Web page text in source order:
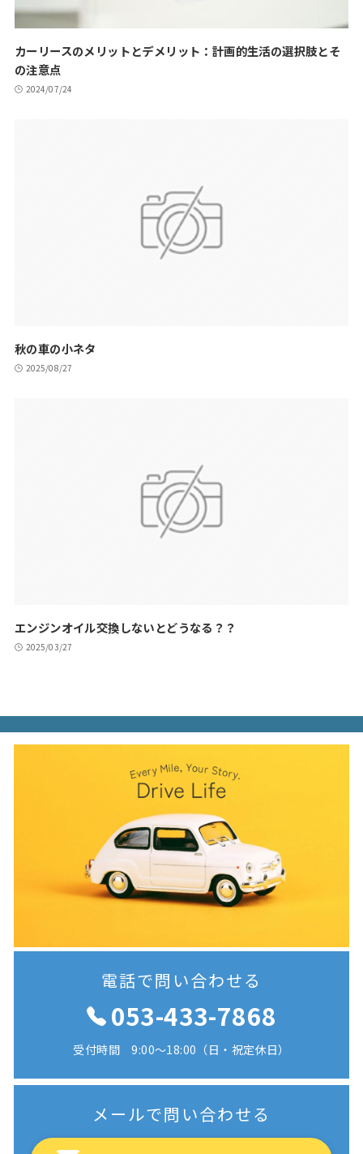
カーリースのメリットとデメリット：計画的生活の選択肢とそ
の注意点
2024/07/24
秋の車の小ネタ
2025/08/27
エンジンオイル交換しないとどうなる？？
2025/03/27
電話で問い合わせる
053-433-7868
受付時間 9:00〜18:00（日・祝定休日）
メールで問い合わせる